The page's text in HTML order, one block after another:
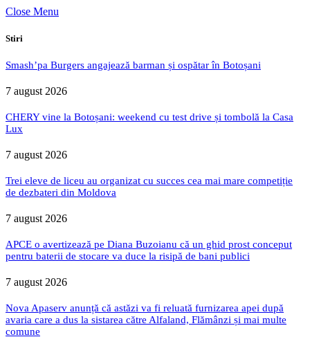
Close Menu
Stiri
Smash’pa Burgers angajează barman și ospătar în Botoșani
7 august 2026
CHERY vine la Botoșani: weekend cu test drive și tombolă la Casa
Lux
7 august 2026
Trei eleve de liceu au organizat cu succes cea mai mare competiție
de dezbateri din Moldova
7 august 2026
APCE o avertizează pe Diana Buzoianu că un ghid prost conceput
pentru baterii de stocare va duce la risipă de bani publici
7 august 2026
Nova Apaserv anunță că astăzi va fi reluată furnizarea apei după
avaria care a dus la sistarea către Alfaland, Flămânzi și mai multe
comune